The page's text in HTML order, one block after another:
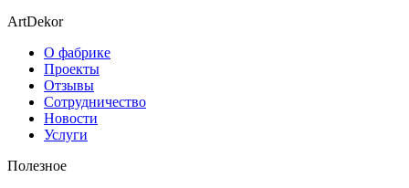
ArtDekor
О фабрике
Проекты
Отзывы
Сотрудничество
Новости
Услуги
Полезное